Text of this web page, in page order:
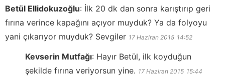
Betül Ellidokuzoğlu: İlk 20 dk dan sonra karıştırıp geri
fırına verince kapağını açıyor muyduk? Ya da folyoyu
yani çıkarıyor muyduk? Sevgiler 17 Haziran 2015 14:52
Kevserin Mutfağı: Hayır Betül, ilk koyduğun
şekilde fırına veriyorsun yine. 17 Haziran 2015 15:44